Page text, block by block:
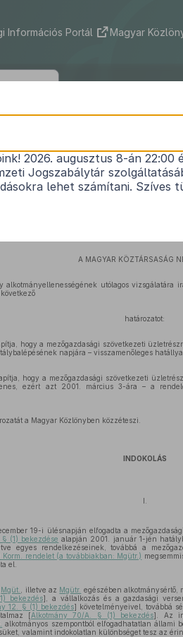
Információs Portál Magyar
10/2001. (IV. 12.)
A MAGYAR KÖZTÁRSASÁG
alkotmányellenességének utólagos vizsgálatára
határozatot:
hogy a mezőgazdasági szövetkezeti
napjára – visszamenőleges
hogy a mezőgazdasági szövetkezeti
ezért azt 2001. március 3-ára – a
a Magyar Közlönyben közzéteszi.
INDOKOLÁS
I.
19-i ülésnapján elfogadta a
§ (1) bekezdése alapján 2001. január 1-jén
egyes rendelkezéseinek, továbbá a
Korm. rendelet (a továbbiakban: Mgütr.)
el.
Mgüt. , illetve az Mgütr. egészében alkotmánysértő,
bekezdés], a vállalkozás és a gazdasági
12. § (1) bekezdés] követelményeivel, továbbá
[Alkotmány 70/A. § (1) bekezdés]. Az
alkotmányos szempontból elfogadhatatlan állami
valamint indokolatlan különbséget tesz az
2026. augusztus 8-án 22:00
Jogszabálytár
lehet számítani. Szíves